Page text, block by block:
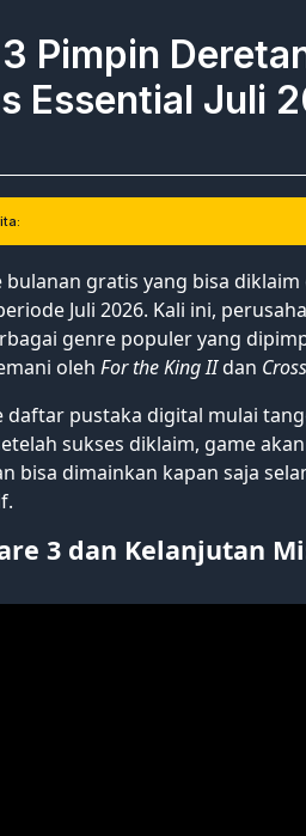
Pimpin
Essential Juli
gratis yang bisa
Juli 2026. Kali ini,
genre populer yang
oleh For the King IIdan
pustaka digital mulai
sukses diklaim, game
bisa dimainkan kapan saja
3 dan Kelanjutan